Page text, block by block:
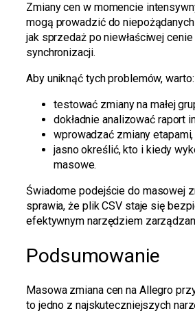
Zmiany cen w momencie
mogą prowadzić do
jak sprzedaż po niewłaściwej cenie
synchronizacji.
Aby uniknąć tych problemów, warto:
testować zmiany na małej
dokładnie analizować raport
wprowadzać zmiany etapami,
jasno określić, kto i kiedy
masowe.
Świadome podejście do masowej
sprawia, że plik CSV staje się
efektywnym narzędziem
Podsumowanie
Masowa zmiana cen na Allegro
to jedno z najskuteczniejszych